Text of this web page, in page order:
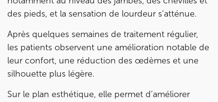
des pieds, et la sensation de lourdeur s’atténue.
Après quelques semaines de traitement régulier,
les patients observent une amélioration notable de
leur confort, une réduction des œdèmes et une
silhouette plus légère.
Sur le plan esthétique, elle permet d’améliorer
Prenez RDV sur
IK OLYMPE SANTE ANTONY
28 Rue Velpeau 92160 Antony
01 76 21 71 41